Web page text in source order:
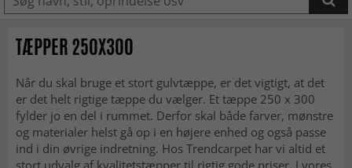
LAGT I INDKØBSKURVEN.
TÆPPER 250X300
Når du skal bruge et stort gulvtæppe, er det vigtigt, at det
er det helt rigtige tæppe du vælger. Et tæppe 250 x 300
fylder jo en del i rummet. Derfor skal både farver, mønstre
og materialer helst gå op i en højere enhed og også passe
ind i din øvrige indretning. Hos Trendcarpet har vi altid et
stort udvalg af kvalitetstæpper til rigtig gode priser. I vores